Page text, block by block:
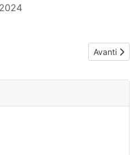
- Domenica 01Articolo
Avanti